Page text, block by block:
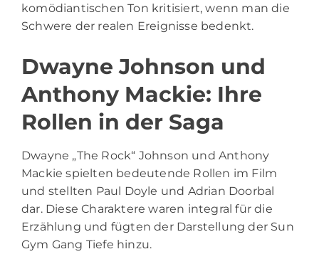
komödiantischen Ton kritisiert, wenn man die
Schwere der realen Ereignisse bedenkt.
Dwayne Johnson und
Anthony Mackie: Ihre
Rollen in der Saga
Dwayne „The Rock“ Johnson und Anthony
Mackie spielten bedeutende Rollen im Film
und stellten Paul Doyle und Adrian Doorbal
dar. Diese Charaktere waren integral für die
Erzählung und fügten der Darstellung der Sun
Gym Gang Tiefe hinzu.